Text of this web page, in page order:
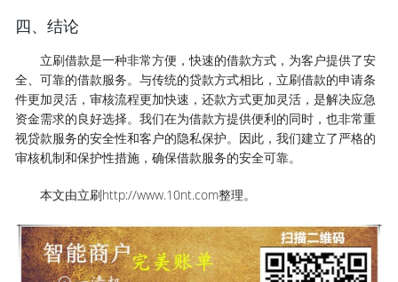
四、结论
立刷借款是一种非常方便，快速的借款方式，为客户提供了安
全、可靠的借款服务。与传统的贷款方式相比，立刷借款的申请条
件更加灵活，审核流程更加快速，还款方式更加灵活，是解决应急
资金需求的良好选择。我们在为借款方提供便利的同时，也非常重
视贷款服务的安全性和客户的隐私保护。因此，我们建立了严格的
审核机制和保护性措施，确保借款服务的安全可靠。
本文由立刷http://www.10nt.com整理。